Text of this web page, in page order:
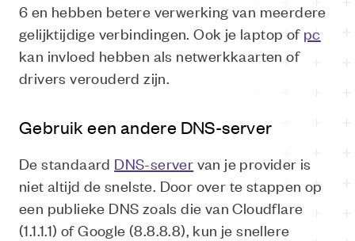
6 en hebben betere verwerking van meerdere
gelijktijdige verbindingen. Ook je laptop of pc
kan invloed hebben als netwerkkaarten of
drivers verouderd zijn.
Gebruik een andere DNS-server
De standaard DNS-server van je provider is
niet altijd de snelste. Door over te stappen op
een publieke DNS zoals die van Cloudflare
(1.1.1.1) of Google (8.8.8.8), kun je snellere